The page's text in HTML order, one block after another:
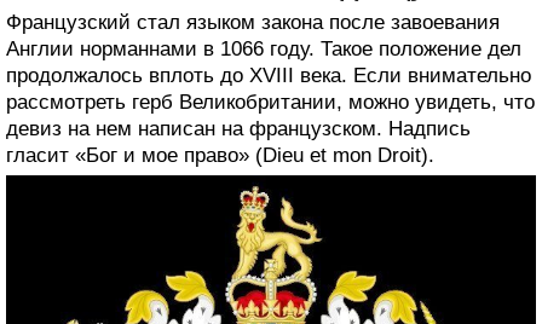
Французский стал языком закона после завоевания
Англии норманнами в 1066 году. Такое положение дел
продолжалось вплоть до XVIII века. Если внимательно
рассмотреть герб Великобритании, можно увидеть, что
девиз на нем написан на французском. Надпись
гласит «Бог и мое право» (Dieu et mon Droit).